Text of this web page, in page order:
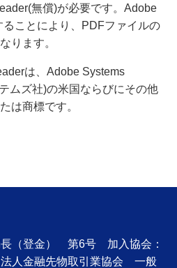
無償)が必要です。Adobe
ことにより、PDFファイルの
ります。
は、Adobe Systems
ムズ社)の米国ならびにその他
は商標です。
長（登金） 第6号 加入協会：
法人金融先物取引業協会 一般